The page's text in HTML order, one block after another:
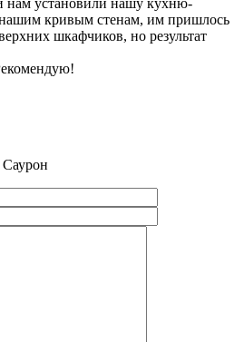
нашим кривым стенам, им пришлось
шкафчиков, но результат
Саурон